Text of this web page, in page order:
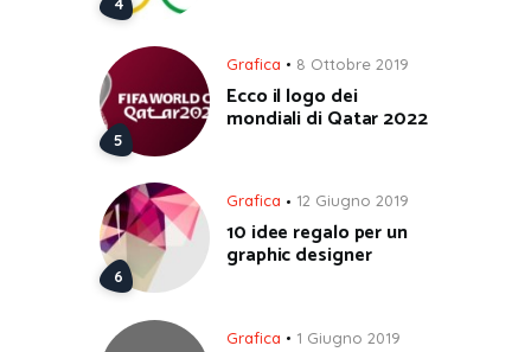
Grafica 8 Ottobre 2019
Ecco il logo dei
mondiali di Qatar 2022
Grafica 12 Giugno 2019
10 idee regalo per un
graphic designer
Grafica 1 Giugno 2019